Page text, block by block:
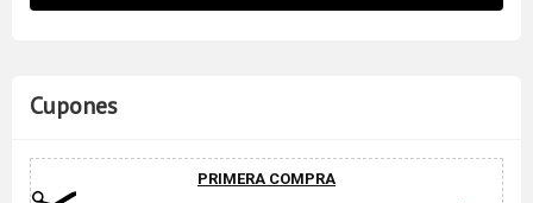
Cupones
PRIMERA COMPRA